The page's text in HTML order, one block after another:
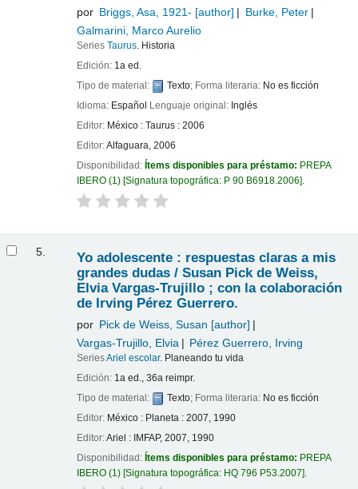
por Briggs, Asa, 1921- [author]
Burke, Peter
Galmarini, Marco Aurelio
Series Taurus. Historia
Edición: 1a ed.
Tipo de material:
Texto; Forma literaria: No es ficción
Idioma: Español Lenguaje original: Inglés
Editor: México : Taurus : 2006
Editor:Alfaguara, 2006
Disponibilidad: Ítems disponibles para préstamo: PREPA
IBERO(1) Signatura topográfica: P 90 B6918.2006 .
5.
Yo adolescente : respuestas claras a mis
grandes dudas / Susan Pick de Weiss,
Elvia Vargas-Trujillo ; con la colaboración
de Irving Pérez Guerrero.
por Pick de Weiss, Susan [author]
Vargas-Trujillo, Elvia
Pérez Guerrero, Irving
SeriesAriel escolar. Planeando tu vida
Edición: 1a ed., 36a reimpr.
Tipo de material:
Texto; Forma literaria: No es ficción
Editor: México : Planeta : 2007, 1990
Editor:Ariel : IMFAP, 2007, 1990
Disponibilidad: Ítems disponibles para préstamo: PREPA
IBERO(1) Signatura topográfica: HQ 796 P53.2007 .